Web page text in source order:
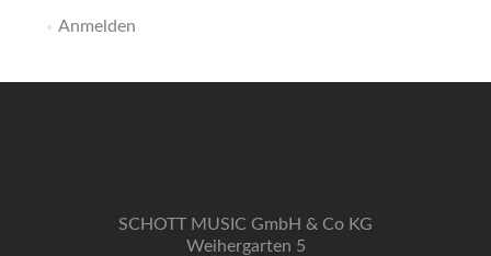
Anmelden
SCHOTT MUSIC GmbH & Co KG
Weihergarten 5